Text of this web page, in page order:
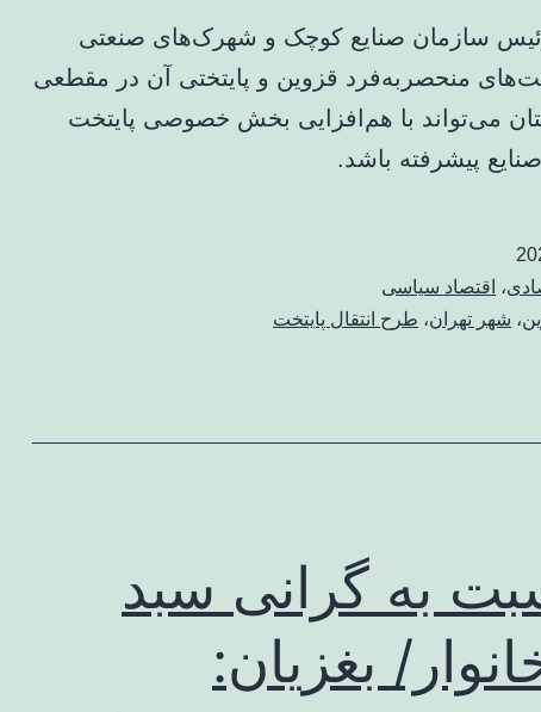
سازمان صنایع کوچک و شهرک‌های صنعتی
منحصربه‌فرد قزوین و پایتختی آن در مقطعی
می‌تواند با هم‌افزایی بخش خصوصی پایتخت
پیشرفته باشد.
، اقتصاد سیاسی
، شهر تهران، طرح انتقال پایتخت
به گرانی سبد
بغزیان: